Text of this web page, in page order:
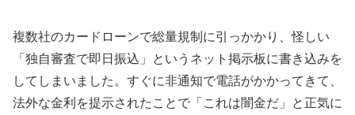
複数社のカードローンで総量規制に引っかかり、怪しい
「独自審査で即日振込」というネット掲示板に書き込みを
してしまいました。すぐに非通知で電話がかかってきて、
法外な金利を提示されたことで「これは闇金だ」と正気に